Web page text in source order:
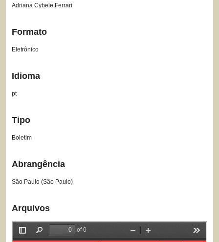
Adriana Cybele Ferrari
Formato
Eletrônico
Idioma
pt
Tipo
Boletim
Abrangência
São Paulo (São Paulo)
Arquivos